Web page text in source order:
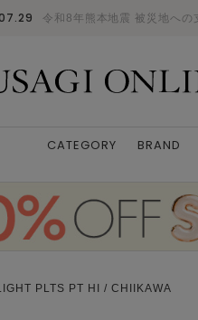
令和8年熊本地震 被災地への
CATEGORY BRAND
PLTS PT HI / CHIIKAWA